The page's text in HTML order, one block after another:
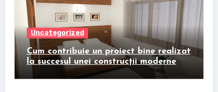
Uncategorized
Cum contribuie un proiect bine realizat
la succesul unei construcții moderne